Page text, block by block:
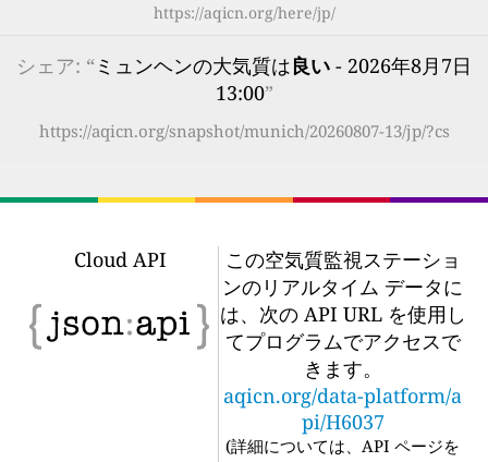
https://aqicn.org/here/jp/
シェア: “ミュンヘンの大気質は良い - 2026年8月7日
13:00”
https://aqicn.org/snapshot/munich/20260807-13/jp/?cs
Cloud API
この空気質監視ステーショ
ンのリアルタイム データに
は、次の API URL を使用し
てプログラムでアクセスで
きます。
aqicn.org/data-platform/a
pi/H6037
(詳細については、API ページを